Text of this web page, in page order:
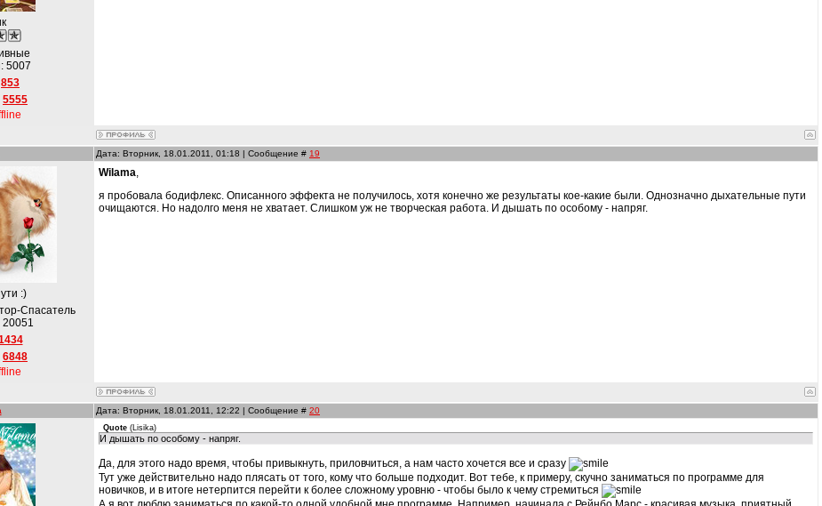
5007
853
5555
Дата: Вторник, 18.01.2011, 01:18 | Сообщение # 19
:)
Спасатель
20051
6848
Wilama,
я пробовала бодифлекс. Описанного эффекта не получилось, хотя конечно же результаты кое-какие были. Однозначно дыхательные пути
очищаются. Но надолго меня не хватает. Слишком уж не творческая работа. И дышать по особому - напряг.
Дата: Вторник, 18.01.2011, 12:22 | Сообщение # 20
Quote (Lisika)
И дышать по особому - напряг.
Да, для этого надо время, чтобы привыкнуть, приловчиться, а нам часто хочется все и сразу
Тут уже действительно надо плясать от того, кому что больше подходит. Вот тебе, к примеру, скучно заниматься по программе для
новичков, и в итоге нетерпится перейти к более сложному уровню - чтобы было к чему стремиться